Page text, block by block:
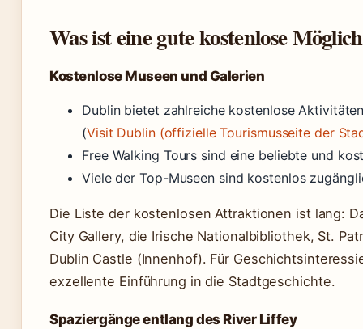
Was ist eine gute kostenlose
Kostenlose Museen und Galerien
Dublin bietet zahlreiche kostenlose
(Visit Dublin (offizielle Tourismusseite der
Free Walking Tours sind eine beliebte und
Viele der Top-Museen sind kostenlos
Die Liste der kostenlosen Attraktionen ist lang:
City Gallery, die Irische Nationalbibliothek, St.
Dublin Castle (Innenhof). Für
exzellente Einführung in die Stadtgeschichte.
Spaziergänge entlang des River Liffey